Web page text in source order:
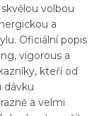
volbou
a
Oficiální popis
vigorous a
kteří od
dávku
a velmi